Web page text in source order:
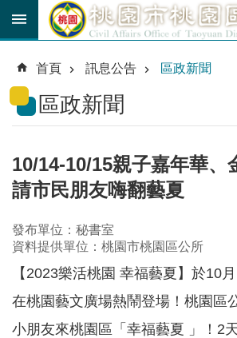
跳到主要內容區塊
育
貼
公
路
線
民
卡
階
搜
尋
首頁 訊息公告 區政新聞
區政新聞
10/14-10/15親子嘉年華、
請市民朋友嗨翻藝夏
發布單位：秘書室
資料提供單位：桃園市桃園區公所
【2023樂活桃園 幸福藝夏】於10
在桃園藝文廣場熱鬧登場！桃園區
小朋友來桃園區「幸福藝夏 」！2